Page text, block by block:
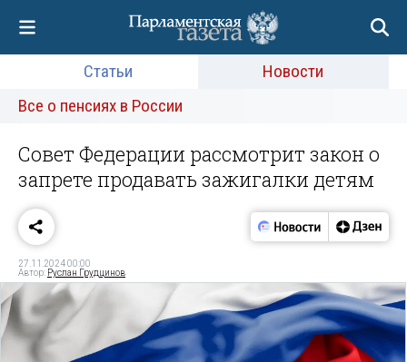
Статьи
Новости
Все о пенсиях в России
Совет Федерации рассмотрит закон о
запрете продавать зажигалки детям
27.11.2024 00:00
Автор: Руслан Грудцинов